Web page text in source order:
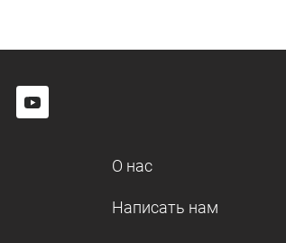
О нас
Написать нам